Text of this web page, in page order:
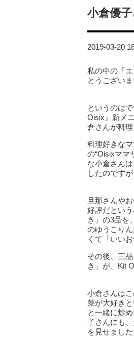
小倉優
2019-03-20
私の中の「
とうございま
というのは
Oisix』新メ
倉さんが料
料理好きな
の“Oisixママ
な小倉さん
したのです
旦那さんや
好評だとい
き」の3品を
のゆうこり
くて「いい
その後、三
き」が、Kit
小倉さんは
菜が大好き
と一緒に炒
子さんにも
を見せまし